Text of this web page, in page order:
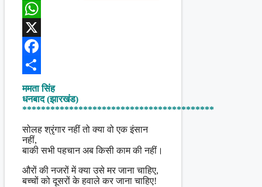
WhatsApp
X
Facebook
Share
ममता सिंह
धनबाद (झारखंड)
*****************************************
सोलह श्रृंगार नहीं तो क्या वो एक इंसान
नहीं,
बाकी सभी पहचान अब किसी काम की नहीं।
औरों की नजरों में क्या उसे मर जाना चाहिए,
बच्चों को दूसरों के हवाले कर जाना चाहिए!